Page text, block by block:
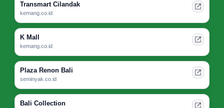
Transmart Cilandak
kemang.co.id
K Mall
kemang.co.id
Plaza Renon Bali
seminyak.co.id
Bali Collection